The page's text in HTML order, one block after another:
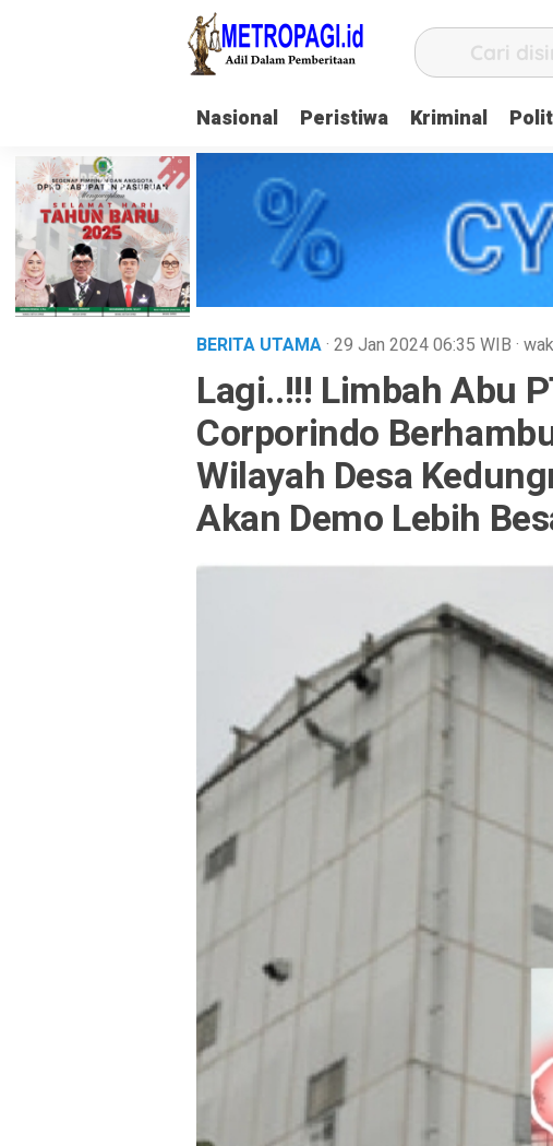
Nasional Peristiwa Kriminal
BERITA UTAMA· 29 Jan 202406:35 WIB ·
Lagi..!!! Limbah Abu
Corporindo
Wilayah Desa
Akan Demo Lebih